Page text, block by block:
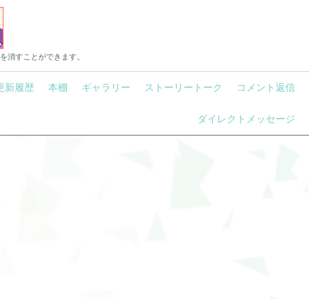
消すことができます。
新履歴 本棚 ギャラリー ストーリートーク コメント返信
ダイレクトメッセージ